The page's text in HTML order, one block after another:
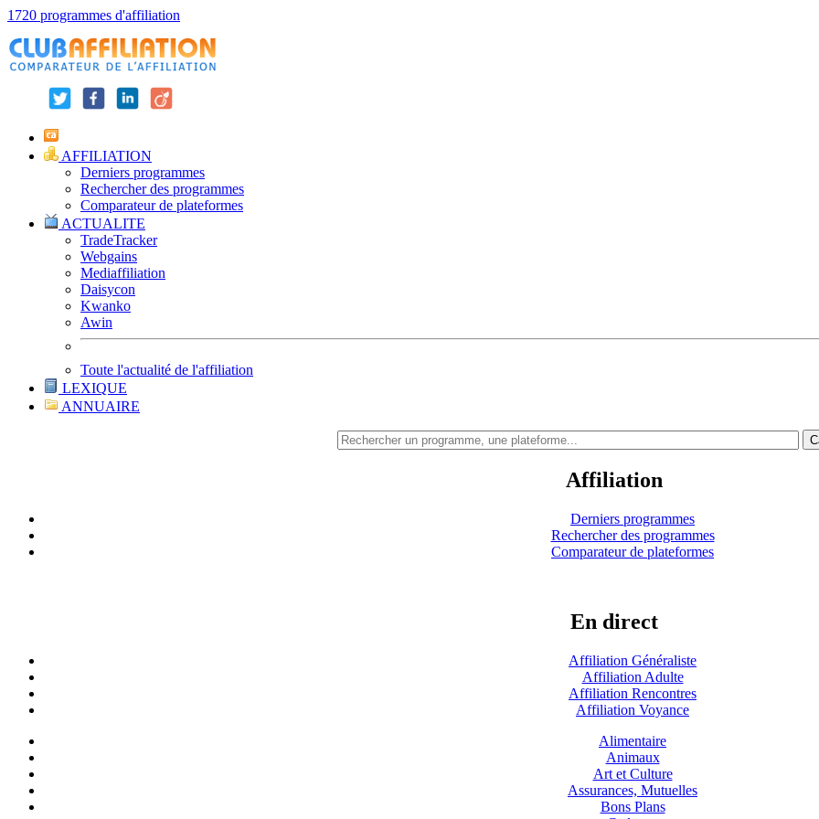
1720 programmes d'affiliation
AFFILIATION
Derniers programmes
Rechercher des programmes
Comparateur de plateformes
ACTUALITE
TradeTracker
Webgains
Mediaffiliation
Daisycon
Kwanko
Awin
Toute l'actualité de l'affiliation
LEXIQUE
ANNUAIRE
Affiliation
Derniers programmes
Rechercher des programmes
Comparateur de plateformes
En direct
Affiliation Généraliste
Affiliation Adulte
Affiliation Rencontres
Affiliation Voyance
Alimentaire
Animaux
Art et Culture
Assurances, Mutuelles
Bons Plans